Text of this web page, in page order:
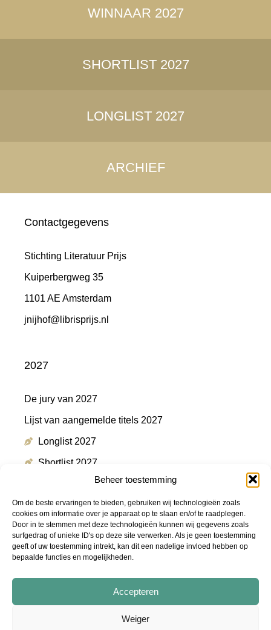
Beheer toestemming
Om de beste ervaringen te bieden, gebruiken wij technologieën zoals
cookies om informatie over je apparaat op te slaan en/of te raadplegen.
Door in te stemmen met deze technologieën kunnen wij gegevens zoals
surfgedrag of unieke ID's op deze site verwerken. Als je geen toestemming
geeft of uw toestemming intrekt, kan dit een nadelige invloed hebben op
bepaalde functies en mogelijkheden.
Accepteren
Weiger
WINNAAR 2027
SHORTLIST 2027
LONGLIST 2027
ARCHIEF
Contactgegevens
Stichting Literatuur Prijs
Kuiperbergweg 35
1101 AE Amsterdam
jnijhof@librisprijs.nl
2027
De jury van 2027
Lijst van aangemelde titels 2027
Longlist 2027
Shortlist 2027
Winnaar 2027
Meer informatie
Persmap
Podcast "De Shortlist"